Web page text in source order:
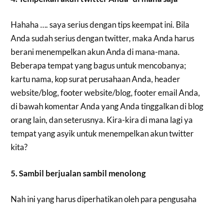
Hahaha …. saya serius dengan tips keempat ini. Bila
Anda sudah serius dengan twitter, maka Anda harus
berani menempelkan akun Anda di mana-mana.
Beberapa tempat yang bagus untuk mencobanya;
kartu nama, kop surat perusahaan Anda, header
website/blog, footer website/blog, footer email Anda,
di bawah komentar Anda yang Anda tinggalkan di blog
orang lain, dan seterusnya. Kira-kira di mana lagi ya
tempat yang asyik untuk menempelkan akun twitter
kita?
5. Sambil berjualan sambil menolong
Nah ini yang harus diperhatikan oleh para pengusaha